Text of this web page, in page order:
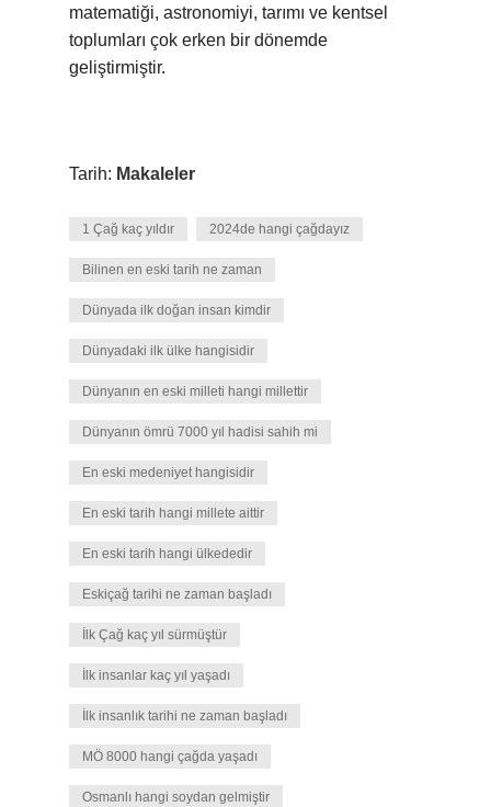
matematiği, astronomiyi, tarımı ve kentsel
toplumları çok erken bir dönemde
geliştirmiştir.
Tarih: Makaleler
1 Çağ kaç yıldır 2024de hangi çağdayız
Bilinen en eski tarih ne zaman
Dünyada ilk doğan insan kimdir
Dünyadaki ilk ülke hangisidir
Dünyanın en eski milleti hangi millettir
Dünyanın ömrü 7000 yıl hadisi sahih mi
En eski medeniyet hangisidir
En eski tarih hangi millete aittir
En eski tarih hangi ülkededir
Eskiçağ tarihi ne zaman başladı
İlk Çağ kaç yıl sürmüştür
İlk insanlar kaç yıl yaşadı
İlk insanlık tarihi ne zaman başladı
MÖ 8000 hangi çağda yaşadı
Osmanlı hangi soydan gelmiştir